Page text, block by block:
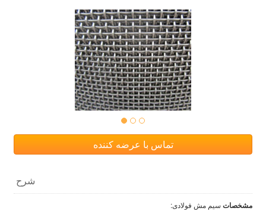
تماس با عرضه کننده
شرح
مشخصات سیم مش فولادی: